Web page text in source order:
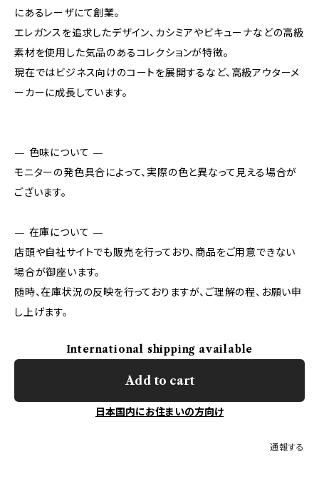
にあるレーザにて創業。
エレガンスを追求したデザイン、カシミアやビキューナなどの高級
素材を使用した気品のあるコレクションが特徴。
現在ではビジネス向けのコートを展開するなど、高級アウターメ
ーカーに成長しています。
— 色味について —
モニターの発色具合によって、実際の色と異なって見える場合が
ございます。
— 在庫について —
店頭や自社サイトでも販売を行っており、商品をご用意できない
場合が御座います。
随時、在庫状況の反映を行っておりますが、ご理解の程、お願い申
し上げます。
International shipping available
Add to cart
日本国内にお住まいの方向け
通報する